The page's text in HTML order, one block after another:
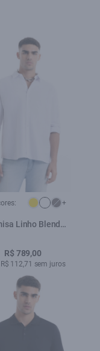
+
Linho Blend
R$ 789,00
112,71 sem juros